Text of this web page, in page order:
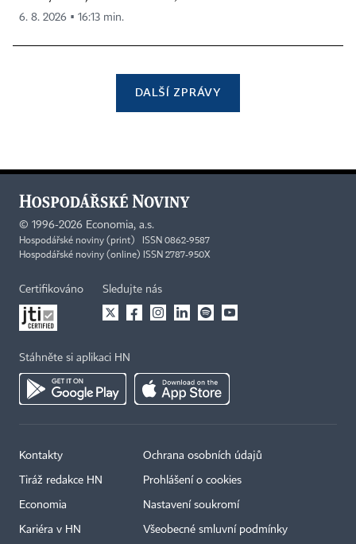
6. 8. 2026 ▪ 16:13 min.
DALŠÍ ZPRÁVY
© 1996-2026 Economia, a.s.
Hospodářské noviny (print) ISSN 0862-9587
Hospodářské noviny (online) ISSN 2787-950X
Certifikováno Sledujte nás
Stáhněte si aplikaci HN
Kontakty
Tiráž redakce HN
Economia
Kariéra v HN
Ochrana osobních údajů
Prohlášení o cookies
Nastavení soukromí
Všeobecné smluvní podmínky